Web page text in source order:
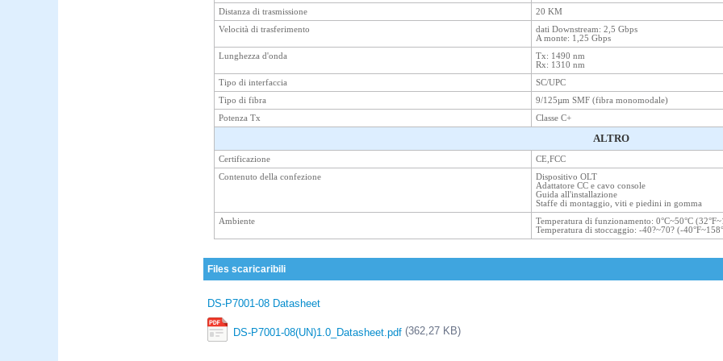
Distanza di trasmissione
20 KM
Velocità di trasferimento
dati Downstream: 2,5 Gbps
A monte: 1,25 Gbps
Lunghezza d'onda
Tx: 1490 nm
Rx: 1310 nm
Tipo di interfaccia
SC/UPC
Tipo di fibra
9/125µm SMF (fibra monomodale)
Potenza Tx
Classe C+
ALTRO
Certificazione
CE,FCC
Contenuto della confezione
Dispositivo OLT
Adattatore CC e cavo console
Guida all'installazione
Staffe di montaggio, viti e piedini in gomma
Ambiente
Temperatura di funzionamento: 0°C~50°C
Temperatura di stoccaggio: -40?~70? (-
Files scaricaribili
DS-P7001-08 Datasheet
DS-P7001-08(UN)1.0_Datasheet.pdf (362,27 KB)